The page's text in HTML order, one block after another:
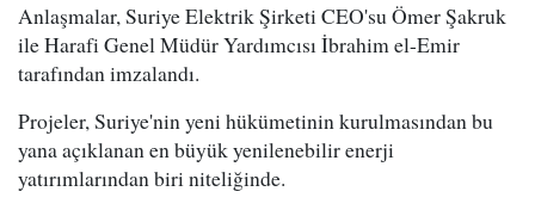
Anlaşmalar, Suriye Elektrik Şirketi CEO'su Ömer Şakruk
ile Harafi Genel Müdür Yardımcısı İbrahim el-Emir
tarafından imzalandı.
Projeler, Suriye'nin yeni hükümetinin kurulmasından bu
yana açıklanan en büyük yenilenebilir enerji
yatırımlarından biri niteliğinde.